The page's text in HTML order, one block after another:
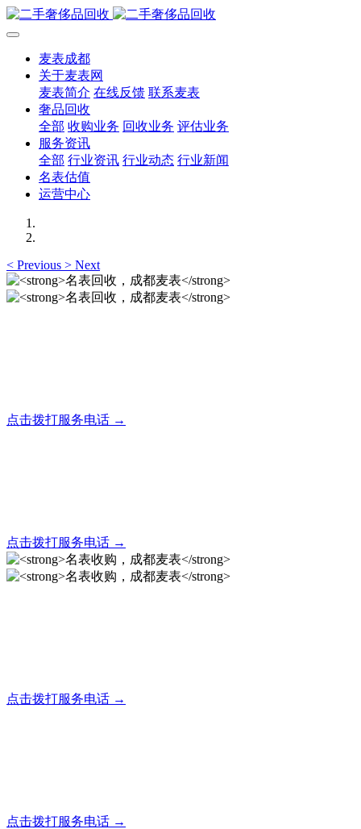
麦表成都
关于麦表网
麦表简介 在线反馈 联系麦表
奢品回收
全部 收购业务 回收业务 评估业务
服务资讯
全部 行业资讯 行业动态 行业新闻
名表估值
运营中心
< Previous > Next
点击拨打服务电话 →
点击拨打服务电话 →
点击拨打服务电话 →
点击拨打服务电话 →